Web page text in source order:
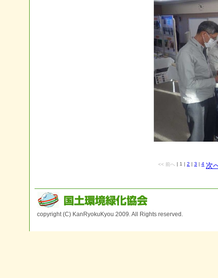
<< 前へ | 1 | 2 | 3 | 4 次
copyright (C) KanRyokuKyou 2009. All Rights reserved.